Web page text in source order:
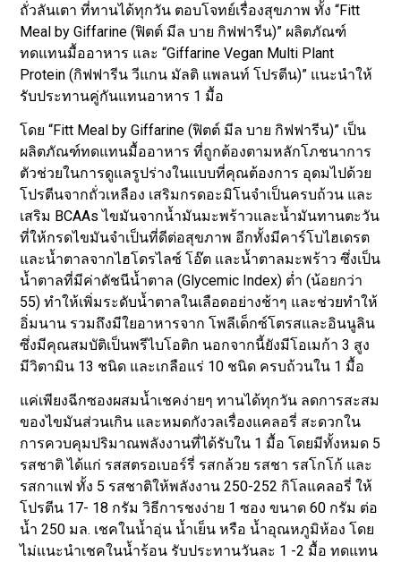
ถั่วลันเตา ที่ทานได้ทุกวัน ตอบโจทย์เรื่องสุขภาพ ทั้ง “Fitt
Meal by Giffarine (ฟิตต์ มีล บาย กิฟฟารีน)” ผลิตภัณฑ์
ทดแทนมื้ออาหาร และ “Giffarine Vegan Multi Plant
Protein (กิฟฟารีน วีแกน มัลติ แพลนท์ โปรตีน)” แนะนำให้
รับประทานคู่กันแทนอาหาร 1 มื้อ
โดย “Fitt Meal by Giffarine (ฟิตต์ มีล บาย กิฟฟารีน)” เป็น
ผลิตภัณฑ์ทดแทนมื้ออาหาร ที่ถูกต้องตามหลักโภชนาการ
ตัวช่วยในการดูแลรูปร่างในแบบที่คุณต้องการ อุดมไปด้วย
โปรตีนจากถั่วเหลือง เสริมกรดอะมิโนจำเป็นครบถ้วน และ
เสริม BCAAs ไขมันจากน้ำมันมะพร้าวและน้ำมันทานตะวัน
ที่ให้กรดไขมันจำเป็นที่ดีต่อสุขภาพ อีกทั้งมีคาร์โบไฮเดรต
และน้ำตาลจากไฮโดรไลซ์ โอ๊ต และน้ำตาลมะพร้าว ซึ่งเป็น
น้ำตาลที่มีค่าดัชนีน้ำตาล (Glycemic Index) ต่ำ (น้อยกว่า
55) ทำให้เพิ่มระดับน้ำตาลในเลือดอย่างช้าๆ และช่วยทำให้
อิ่มนาน รวมถึงมีใยอาหารจาก โพลีเด็กซ์โตรสและอินนูลิน
ซึ่งมีคุณสมบัติเป็นพรีไบโอติก นอกจากนี้ยังมีโอเมก้า 3 สูง
มีวิตามิน 13 ชนิด และเกลือแร่ 10 ชนิด ครบถ้วนใน 1 มื้อ
แค่เพียงฉีกซองผสมน้ำเชคง่ายๆ ทานได้ทุกวัน ลดการสะสม
ของไขมันส่วนเกิน และหมดกังวลเรื่องแคลอรี่ สะดวกใน
การควบคุมปริมาณพลังงานที่ได้รับใน 1 มื้อ โดยมีทั้งหมด 5
รสชาติ ได้แก่ รสสตรอเบอร์รี่ รสกล้วย รสชา รสโกโก้ และ
รสกาแฟ ทั้ง 5 รสชาติให้พลังงาน 250-252 กิโลแคลอรี่ ให้
โปรตีน 17- 18 กรัม วิธีการชงง่าย 1 ซอง ขนาด 60 กรัม ต่อ
น้ำ 250 มล. เชคในน้ำอุ่น น้ำเย็น หรือ น้ำอุณหภูมิห้อง โดย
ไม่แนะนำเชคในน้ำร้อน รับประทานวันละ 1 -2 มื้อ ทดแทน